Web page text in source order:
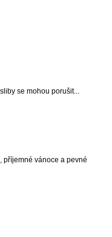
se mohou porušit...
příjemné vánoce a pevné